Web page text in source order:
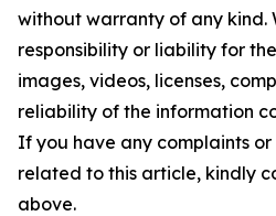
without warranty of any kind.
responsibility or liability for
images, videos, licenses,
reliability of the information
If you have any complaints or
related to this article, kindly
above.